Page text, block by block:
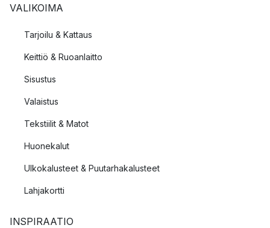
VALIKOIMA
Tarjoilu & Kattaus
Keittiö & Ruoanlaitto
Sisustus
Valaistus
Tekstiilit & Matot
Huonekalut
Ulkokalusteet & Puutarhakalusteet
Lahjakortti
INSPIRAATIO